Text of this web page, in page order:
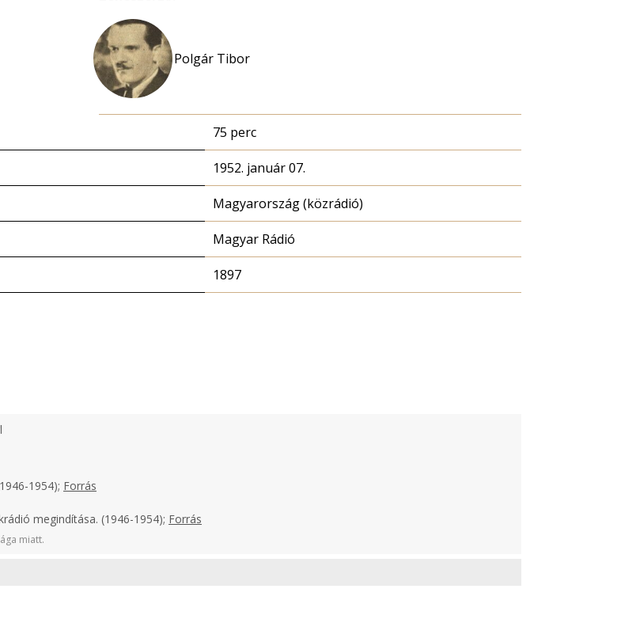
Polgár Tibor
75 perc
1952. január 07.
Magyarország (közrádió)
Magyar Rádió
1897
1954); Forrás
megindítása. (1946-1954); Forrás
miatt.